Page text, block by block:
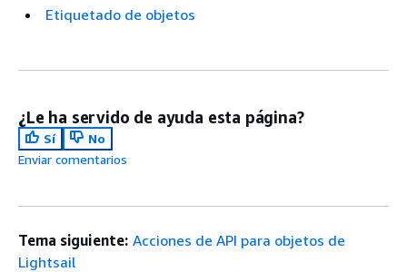
Etiquetado de objetos
¿Le ha servido de ayuda esta página?
Sí
No
Enviar comentarios
Tema siguiente: Acciones de API para objetos de
Lightsail